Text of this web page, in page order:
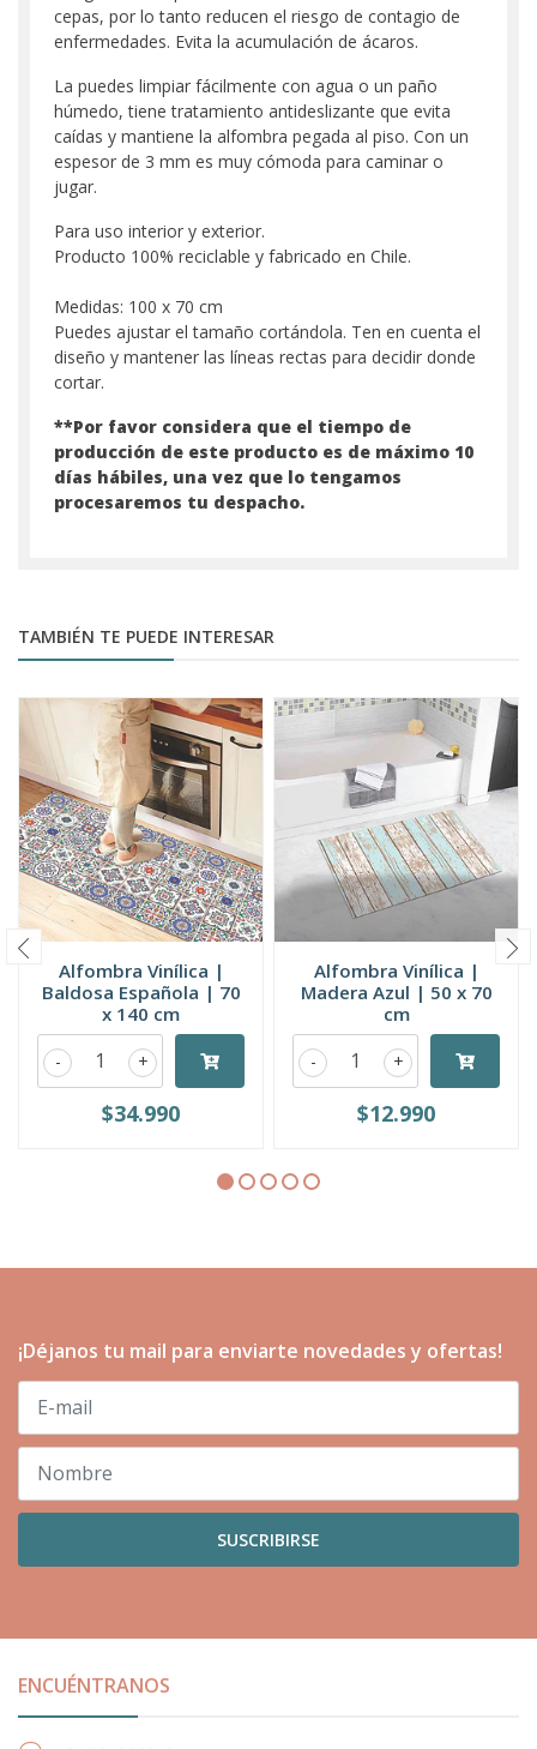
cepas, por lo tanto reducen el riesgo de contagio de
enfermedades. Evita la acumulación de ácaros.
La puedes limpiar fácilmente con agua o un paño
húmedo, tiene tratamiento antideslizante que evita
caídas y mantiene la alfombra pegada al piso. Con un
espesor de 3 mm es muy cómoda para caminar o
jugar.
Para uso interior y exterior.
Producto 100% reciclable y fabricado en Chile.
Medidas: 100 x 70 cm
Puedes ajustar el tamaño cortándola. Ten en cuenta el
diseño y mantener las líneas rectas para decidir donde
cortar.
**Por favor considera que el tiempo de
producción de este producto es de máximo 10
días hábiles, una vez que lo tengamos
procesaremos tu despacho.
TAMBIÉN TE PUEDE INTERESAR
Alfombra Vinílica |
Baldosa Española | 70
x 140 cm
+
-
$34.990
Alfombra Vinílica |
Madera Azul | 50 x 70
cm
+
-
$12.990
¡Déjanos tu mail para enviarte novedades y ofertas!
SUSCRIBIRSE
ENCUÉNTRANOS